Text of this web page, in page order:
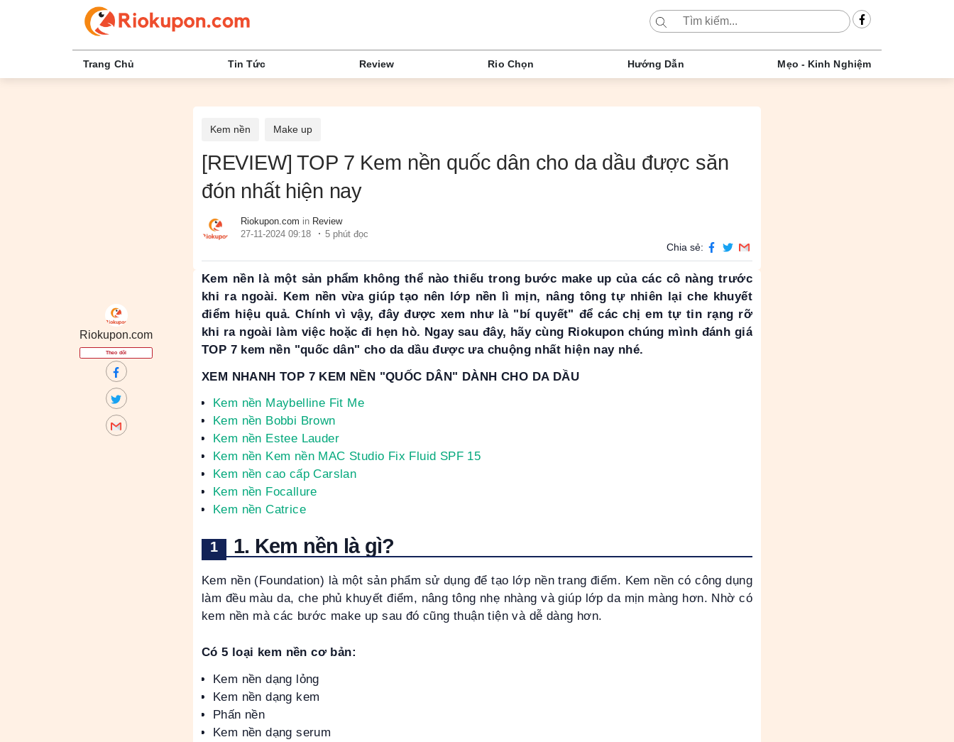
Trang Chủ Tin Tức Review Rio Chọn Hướng Dẫn Mẹo - Kinh Nghiệm
Kem nền Make up
[REVIEW] TOP 7 Kem nền quốc dân cho da dầu được săn
đón nhất hiện nay
Riokupon.com in Review
27-11-2024 09:18
5 phút đọc
Chia sẻ:
Riokupon.com
Theo dõi
Kem nền là một sản phẩm không thể nào thiếu trong bước make up của các cô nàng trước
khi ra ngoài. Kem nền vừa giúp tạo nên lớp nền lì mịn, nâng tông tự nhiên lại che khuyết
điểm hiệu quả. Chính vì vậy, đây được xem như là "bí quyết" để các chị em tự tin rạng rỡ
khi ra ngoài làm việc hoặc đi hẹn hò. Ngay sau đây, hãy cùng Riokupon chúng mình đánh giá
TOP 7 kem nền "quốc dân" cho da dầu được ưa chuộng nhất hiện nay nhé.
XEM NHANH TOP 7 KEM NỀN "QUỐC DÂN" DÀNH CHO DA DẦU
Kem nền Maybelline Fit Me
Kem nền Bobbi Brown
Kem nền Estee Lauder
Kem nền Kem nền MAC Studio Fix Fluid SPF 15
Kem nền cao cấp Carslan
Kem nền Focallure
Kem nền Catrice
1. Kem nền là gì?
Kem nền (Foundation) là một sản phẩm sử dụng để tạo lớp nền trang điểm. Kem nền có công dụng
làm đều màu da, che phủ khuyết điểm, nâng tông nhẹ nhàng và giúp lớp da mịn màng hơn. Nhờ có
kem nền mà các bước make up sau đó cũng thuận tiện và dễ dàng hơn.
Có 5 loại kem nền cơ bản:
Kem nền dạng lỏng
Kem nền dạng kem
Phấn nền
Kem nền dạng serum